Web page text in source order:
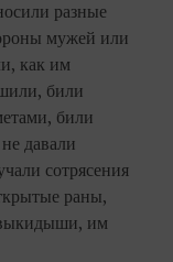
разные
мужей или
как им
били
били
давали
сотрясения
раны,
им